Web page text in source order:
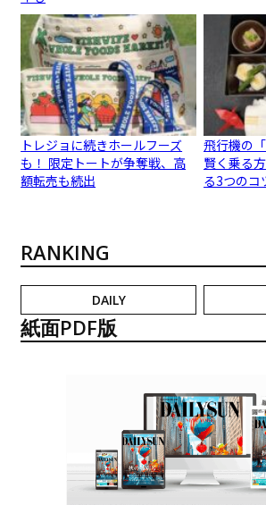
トレジョに続きホールフーズ
も！ 限定トートが争奪戦、高
額転売も続出
飛行機の
賢く乗る
る3つのコ
RANKING
DAILY
紙面PDF版